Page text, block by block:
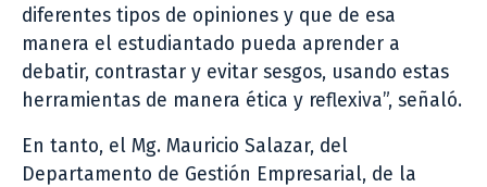
diferentes tipos de opiniones y que de esa
manera el estudiantado pueda aprender a
debatir, contrastar y evitar sesgos, usando estas
herramientas de manera ética y reflexiva”, señaló.
En tanto, el Mg. Mauricio Salazar, del
Departamento de Gestión Empresarial, de la